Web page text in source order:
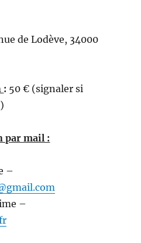
de Lodève, 34000
: 50 € (signaler si
par mail :
–
–